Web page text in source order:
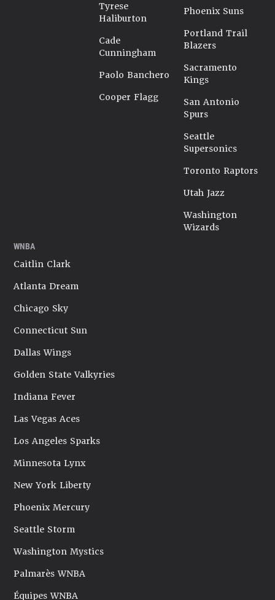
Tyrese
Haliburton
Cade
Cunningham
Paolo Banchero
Cooper Flagg
Phoenix Suns
Portland Trail
Blazers
Sacramento
Kings
San Antonio
Spurs
Seattle
Supersonics
Toronto Raptors
Utah Jazz
Washington
Wizards
WNBA
Caitlin Clark
Atlanta Dream
Chicago Sky
Connecticut Sun
Dallas Wings
Golden State Valkyries
Indiana Fever
Las Vegas Aces
Los Angeles Sparks
Minnesota Lynx
New York Liberty
Phoenix Mercury
Seattle Storm
Washington Mystics
Palmarès WNBA
Équipes WNBA